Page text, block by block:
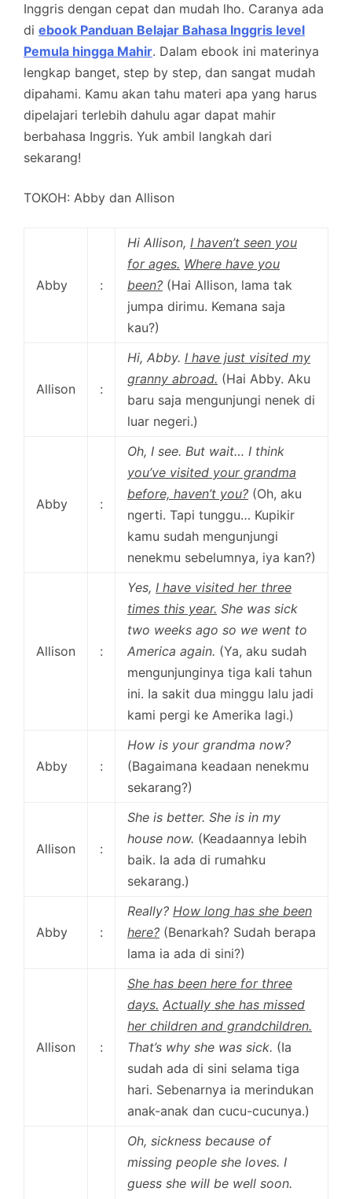
Inggris dengan cepat dan mudah lho. Caranya ada
di ebook Panduan Belajar Bahasa Inggris level
Pemula hingga Mahir. Dalam ebook ini materinya
lengkap banget, step by step, dan sangat mudah
dipahami. Kamu akan tahu materi apa yang harus
dipelajari terlebih dahulu agar dapat mahir
berbahasa Inggris. Yuk ambil langkah dari
sekarang!
TOKOH: Abby dan Allison
Abby :
Hi Allison, I haven’t seen you
for ages. Where have you
been? (Hai Allison, lama tak
jumpa dirimu. Kemana saja
kau?)
Allison :
Hi, Abby. I have just visited my
granny abroad. (Hai Abby. Aku
baru saja mengunjungi nenek di
luar negeri.)
Abby :
Oh, I see. But wait… I think
you’ve visited your grandma
before, haven’t you? (Oh, aku
ngerti. Tapi tunggu… Kupikir
kamu sudah mengunjungi
nenekmu sebelumnya, iya kan?)
Allison :
Yes, I have visited her three
times this year. She was sick
two weeks ago so we went to
America again. (Ya, aku sudah
mengunjunginya tiga kali tahun
ini. Ia sakit dua minggu lalu jadi
kami pergi ke Amerika lagi.)
Abby :
How is your grandma now?
(Bagaimana keadaan nenekmu
sekarang?)
Allison :
She is better. She is in my
house now. (Keadaannya lebih
baik. Ia ada di rumahku
sekarang.)
Abby :
Really? How long has she been
here? (Benarkah? Sudah berapa
lama ia ada di sini?)
Allison :
She has been here for three
days. Actually she has missed
her children and grandchildren.
That’s why she was sick. (Ia
sudah ada di sini selama tiga
hari. Sebenarnya ia merindukan
anak-anak dan cucu-cucunya.)
Oh, sickness because of
missing people she loves. I
guess she will be well soon.